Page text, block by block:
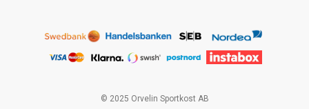
© 2025 Orvelin Sportkost AB